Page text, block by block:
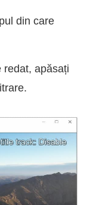
din care
redat, apăsați